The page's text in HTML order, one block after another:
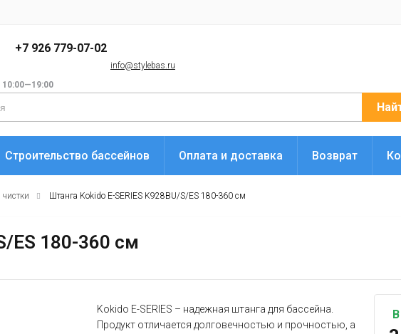
+7 926 779-07-02
info@stylebas.ru
Строительство бассейнов Оплата и доставка Возврат
Штанга Kokido E-SERIES K928BU/S/ES 180-360 см
ES 180-360 см
Kokido E-SERIES – надежная штанга для бассейна.
Продукт отличается долговечностью и прочностью, а